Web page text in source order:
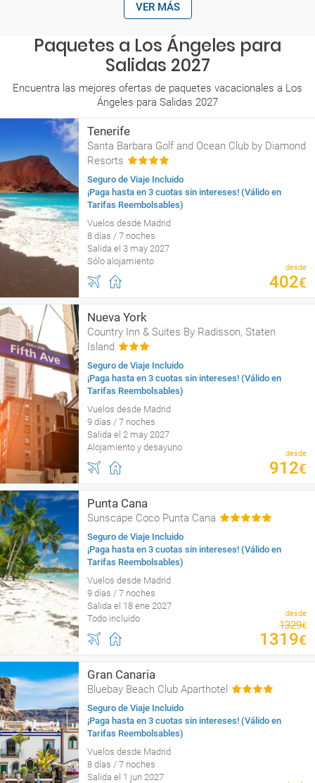
VER MÁS
Paquetes a Los Ángeles para
Salidas 2027
Encuentra las mejores ofertas de paquetes vacacionales a Los
Ángeles para Salidas 2027
Tenerife
Santa Barbara Golf and Ocean Club by Diamond
Resorts
Seguro de Viaje Incluido
¡Paga hasta en 3 cuotas sin intereses! (Válido en
Tarifas Reembolsables)
Vuelos desde Madrid
8 días / 7 noches
Salida el 3 may 2027
Sólo alojamiento
desde
402€
Nueva York
Country Inn & Suites By Radisson, Staten
Island
Seguro de Viaje Incluido
¡Paga hasta en 3 cuotas sin intereses! (Válido en
Tarifas Reembolsables)
Vuelos desde Madrid
9 días / 7 noches
Salida el 2 may 2027
Alojamiento y desayuno
desde
912€
Punta Cana
Sunscape Coco Punta Cana
Seguro de Viaje Incluido
¡Paga hasta en 3 cuotas sin intereses! (Válido en
Tarifas Reembolsables)
Vuelos desde Madrid
9 días / 7 noches
Salida el 18 ene 2027
Todo incluido
desde
1329€
1319€
Gran Canaria
Bluebay Beach Club Aparthotel
Seguro de Viaje Incluido
¡Paga hasta en 3 cuotas sin intereses! (Válido en
Tarifas Reembolsables)
Vuelos desde Madrid
8 días / 7 noches
Salida el 1 jun 2027